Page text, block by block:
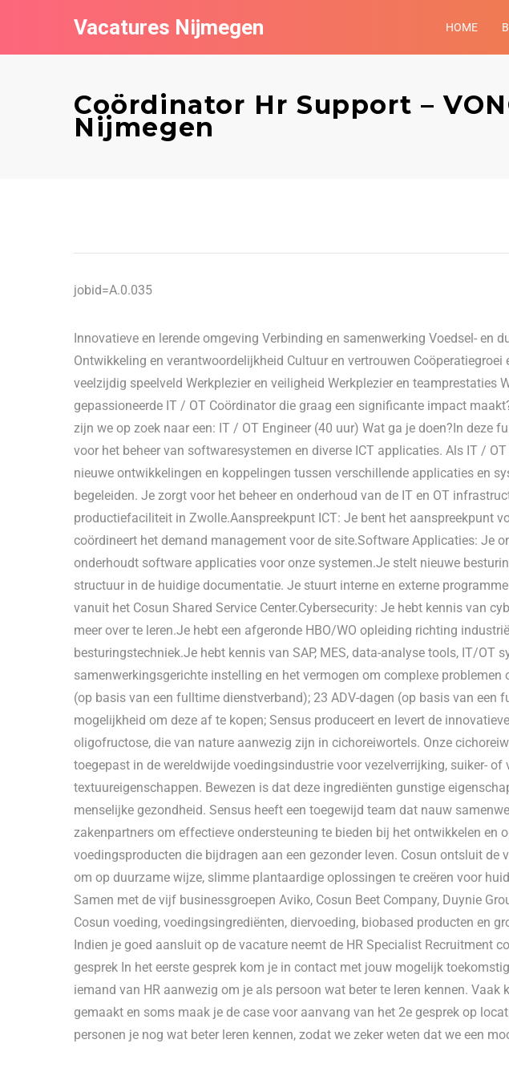
Vacatures Nijmegen HOME
Coördinator Hr Support –
Nijmegen
jobid=A.0.035
Innovatieve en lerende omgeving Verbinding en samenwerking Voedsel- en
Ontwikkeling en verantwoordelijkheid Cultuur en vertrouwen Coöperatiegroei
veelzijdig speelveld Werkplezier en veiligheid Werkplezier en teamprestaties
gepassioneerde IT / OT Coördinator die graag een significante impact
zijn we op zoek naar een: IT / OT Engineer (40 uur) Wat ga je doen?In deze
voor het beheer van softwaresystemen en diverse ICT applicaties. Als IT /
nieuwe ontwikkelingen en koppelingen tussen verschillende applicaties en
begeleiden. Je zorgt voor het beheer en onderhoud van de IT en OT
productiefaciliteit in Zwolle.Aanspreekpunt ICT: Je bent het aanspreekpunt
coördineert het demand management voor de site.Software Applicaties: Je
onderhoudt software applicaties voor onze systemen.Je stelt nieuwe
structuur in de huidige documentatie. Je stuurt interne en externe
vanuit het Cosun Shared Service Center.Cybersecurity: Je hebt kennis van
meer over te leren.Je hebt een afgeronde HBO/WO opleiding richting
besturingstechniek.Je hebt kennis van SAP, MES, data-analyse tools, IT/OT
samenwerkingsgerichte instelling en het vermogen om complexe problemen
(op basis van een fulltime dienstverband); 23 ADV-dagen (op basis van een
mogelijkheid om deze af te kopen; Sensus produceert en levert de
oligofructose, die van nature aanwezig zijn in cichoreiwortels. Onze
toegepast in de wereldwijde voedingsindustrie voor vezelverrijking, suiker- of
textuureigenschappen. Bewezen is dat deze ingrediënten gunstige
menselijke gezondheid. Sensus heeft een toegewijd team dat nauw
zakenpartners om effectieve ondersteuning te bieden bij het ontwikkelen en
voedingsproducten die bijdragen aan een gezonder leven. Cosun ontsluit de
om op duurzame wijze, slimme plantaardige oplossingen te creëren voor
Samen met de vijf businessgroepen Aviko, Cosun Beet Company, Duynie
Cosun voeding, voedingsingrediënten, diervoeding, biobased producten en
Indien je goed aansluit op de vacature neemt de HR Specialist Recruitment
gesprek In het eerste gesprek kom je in contact met jouw mogelijk
iemand van HR aanwezig om je als persoon wat beter te leren kennen. Vaak
gemaakt en soms maak je de case voor aanvang van het 2e gesprek op
personen je nog wat beter leren kennen, zodat we zeker weten dat we een